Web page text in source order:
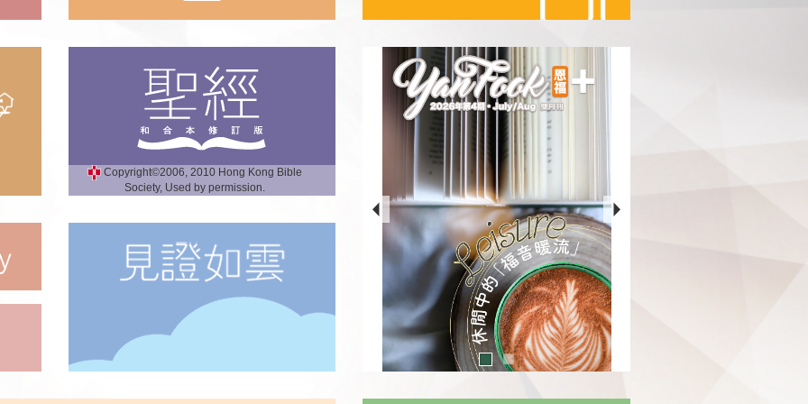
Copyright©2006, 2010 Hong Kong Bible
Society, Used by permission.